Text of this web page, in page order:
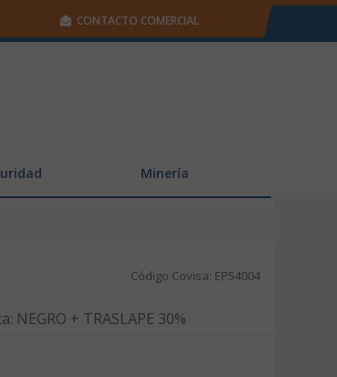
CONTACTO COMERCIAL
Minería
Código Covisa: EP54004
NEGRO + TRASLAPE 30%